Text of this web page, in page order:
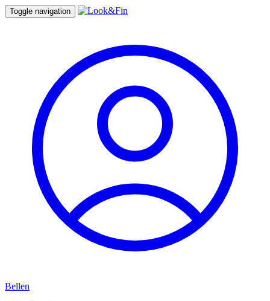
Toggle navigation
Bellen